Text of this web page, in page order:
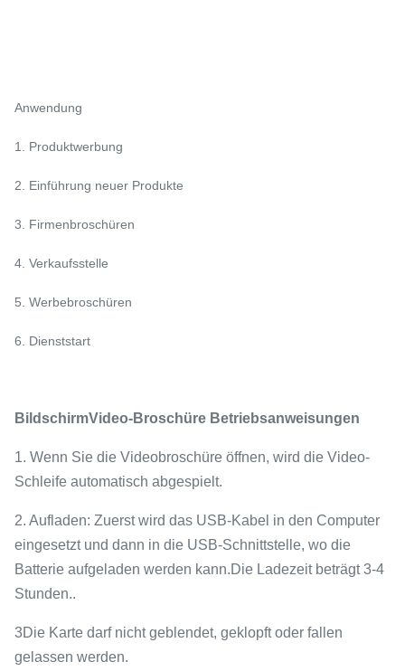
Anwendung
1. Produktwerbung
2. Einführung neuer Produkte
3. Firmenbroschüren
4. Verkaufsstelle
5. Werbebroschüren
6. Dienststart
BildschirmVideo-Broschüre Betriebsanweisungen
1. Wenn Sie die Videobroschüre öffnen, wird die Video-
Schleife automatisch abgespielt.
2. Aufladen: Zuerst wird das USB-Kabel in den Computer
eingesetzt und dann in die USB-Schnittstelle, wo die
Batterie aufgeladen werden kann.Die Ladezeit beträgt 3-4
Stunden..
3Die Karte darf nicht geblendet, geklopft oder fallen
gelassen werden.